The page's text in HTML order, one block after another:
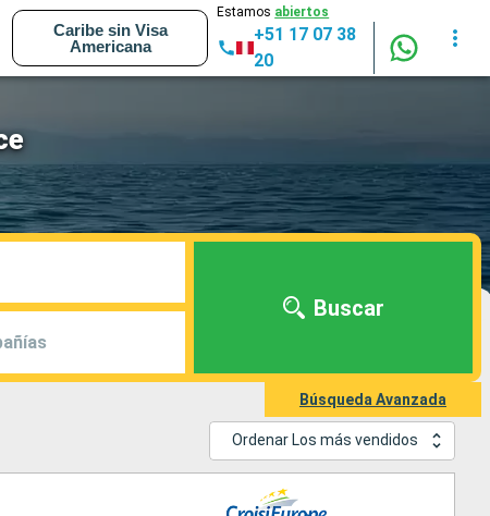
Caribe sin Visa
Americana
Estamos abiertos
+51 17 07 38
20
Buscar
Búsqueda Avanzada
Ordenar Los más vendidos